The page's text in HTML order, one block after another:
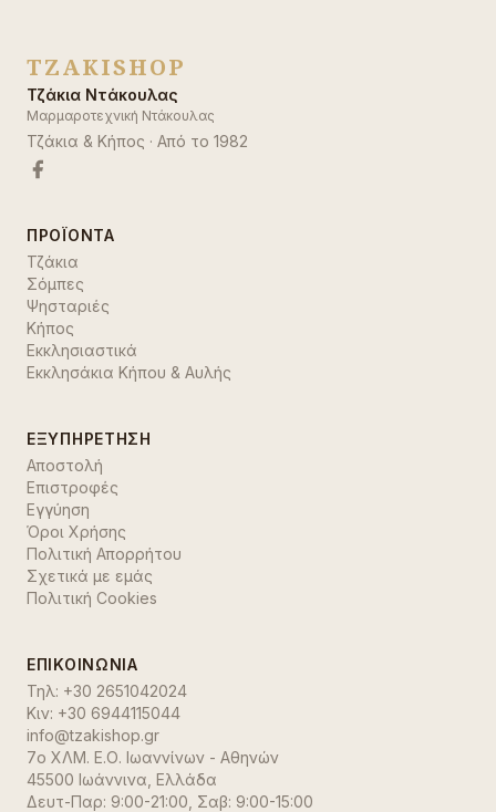
TZAKISHOP
Τζάκια Ντάκουλας
Μαρμαροτεχνική Ντάκουλας
Τζάκια & Κήπος · Από το 1982
ΠΡΟΪΌΝΤΑ
Τζάκια
Σόμπες
Ψησταριές
Κήπος
Εκκλησιαστικά
Εκκλησάκια Κήπου & Αυλής
ΕΞΥΠΗΡΈΤΗΣΗ
Αποστολή
Επιστροφές
Εγγύηση
Όροι Χρήσης
Πολιτική Απορρήτου
Σχετικά με εμάς
Πολιτική Cookies
ΕΠΙΚΟΙΝΩΝΊΑ
Τηλ: +30 2651042024
Κιν: +30 6944115044
info@tzakishop.gr
7ο ΧΛΜ. Ε.Ο. Ιωαννίνων - Αθηνών
45500 Ιωάννινα Ελλάδα
Δευτ-Παρ: 9:00-21:00, Σαβ: 9:00-15:00